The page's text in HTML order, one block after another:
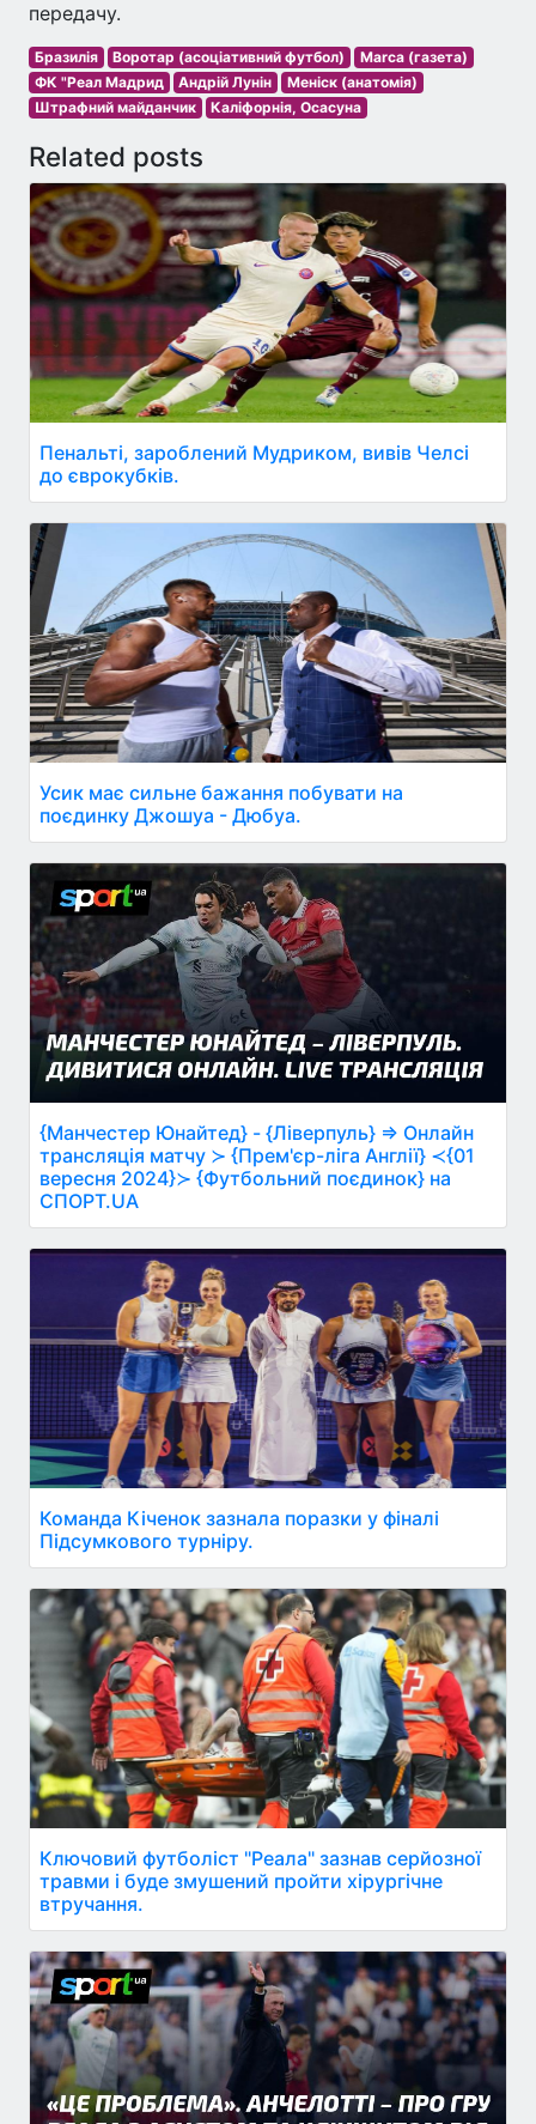
передачу.
Бразилія Воротар (асоціативний футбол)
Marca (газета)
ФК "Реал Мадрид
Андрій Лунін
Меніск (анатомія)
Штрафний майданчик
Каліфорнія, Осасуна
Related posts
Пенальті, зароблений Мудриком, вивів Челсі
до єврокубків.
Усик має сильне бажання побувати на
поєдинку Джошуа - Дюбуа.
{Манчестер Юнайтед} - {Ліверпуль} ⇒ Онлайн
трансляція матчу ≻ {Прем'єр-ліга Англії} ≺{01
вересня 2024}≻ {Футбольний поєдинок} на
СПОРТ.UA
Команда Кіченок зазнала поразки у фіналі
Підсумкового турніру.
Ключовий футболіст "Реала" зазнав серйозної
травми і буде змушений пройти хірургічне
втручання.